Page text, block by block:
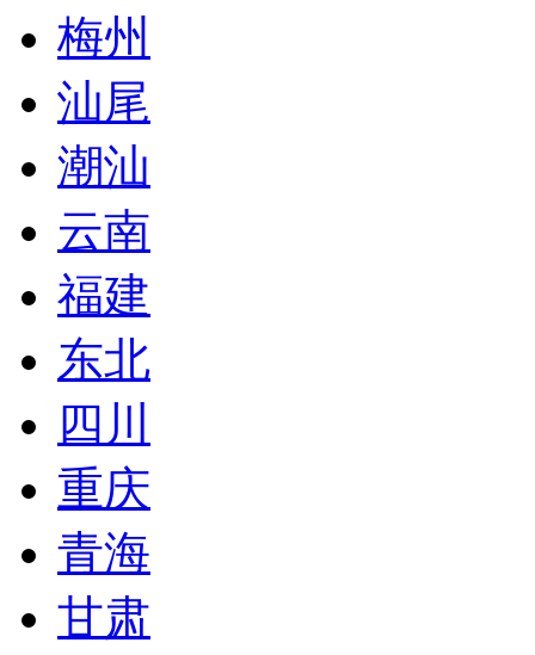
梅州
汕尾
潮汕
云南
福建
东北
四川
重庆
青海
甘肃